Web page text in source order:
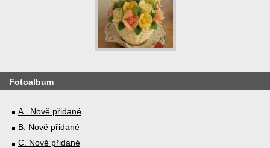
Fotoalbum
A . Nově přidané
B. Nově přidané
C. Nově přidané